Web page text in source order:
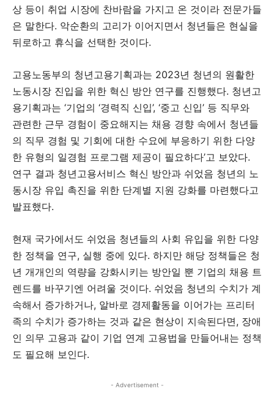
상 등이 취업 시장에 찬바람을 가지고 온 것이라 전문가들
은 말한다. 악순환의 고리가 이어지면서 청년들은 현실을
뒤로하고 휴식을 선택한 것이다.
고용노동부의 청년고용기획과는 2023년 청년의 원활한
노동시장 진입을 위한 혁신 방안 연구를 진행했다. 청년고
용기획과는 ‘기업의 ‘경력직 신입’, ‘중고 신입’ 등 직무와
관련한 근무 경험이 중요해지는 채용 경향 속에서 청년들
의 직무 경험 및 기회에 대한 수요에 부응하기 위한 다양
한 유형의 일경험 프로그램 제공이 필요하다’고 보았다.
연구 결과 청년고용서비스 혁신 방안과 쉬었음 청년의 노
동시장 유입 촉진을 위한 단계별 지원 강화를 마련했다고
발표했다.
현재 국가에서도 쉬었음 청년들의 사회 유입을 위한 다양
한 정책을 연구, 실행 중에 있다. 하지만 해당 정책들은 청
년 개개인의 역량을 강화시키는 방안일 뿐 기업의 채용 트
렌드를 바꾸기엔 어려울 것이다. 쉬었음 청년의 수치가 계
속해서 증가하거나, 알바로 경제활동을 이어가는 프리터
족의 수치가 증가하는 것과 같은 현상이 지속된다면, 장애
인 의무 고용과 같이 기업 연계 고용법을 만들어내는 정책
도 필요해 보인다.
- Advertisement -